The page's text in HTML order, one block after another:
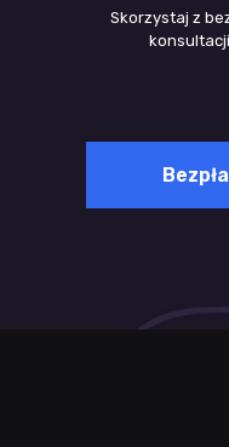
Skorzystaj z